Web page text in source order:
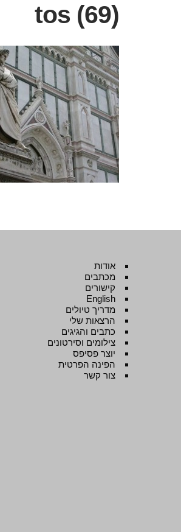
tos (69)
אודות
מכתבים
קישורים
English
מדריך טיולים
הרצאות שלי
כתבים והגיגים
צילומים וסירטונים
יוצר פסיפס
הפינה הפרטית
צור קשר